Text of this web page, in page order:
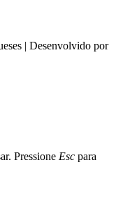
| Desenvolvido por
Pressione Esc para